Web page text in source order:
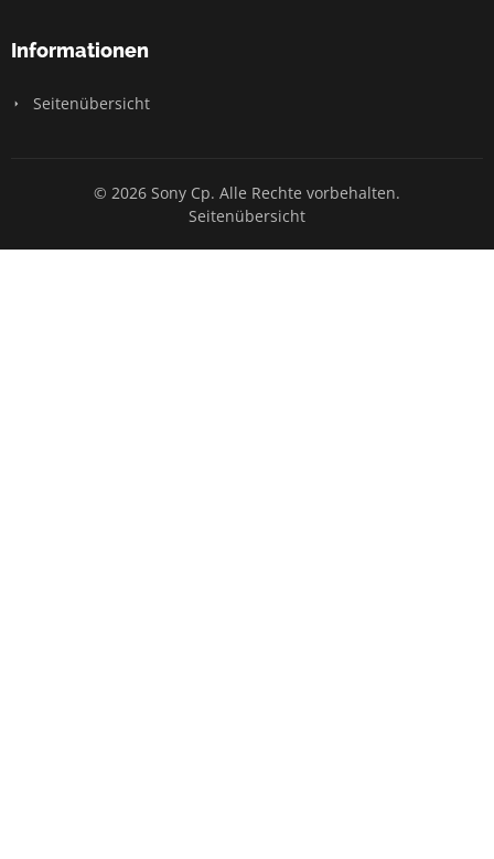
Informationen
Seitenübersicht
© 2026 Sony Cp. Alle Rechte vorbehalten.
Seitenübersicht